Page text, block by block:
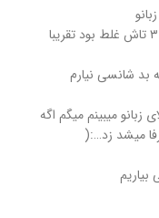
من کلا ۹ تا زبان زده بودم که متاسفانه ۳ تاش غلط بود تقریبا
بد شانسی نیارم
میبینم میگم اگه
میشد زد…:(
بیاریم